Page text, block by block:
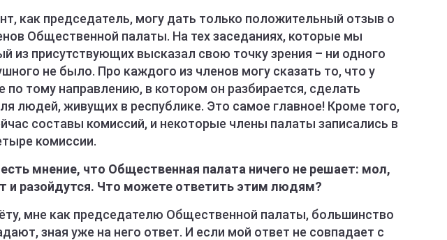
как председатель, могу дать только положительный отзыв о
Общественной палаты. На тех заседаниях, которые мы
из присутствующих высказал свою точку зрения – ни одного
не было. Про каждого из членов могу сказать то, что у
по тому направлению, в котором он разбирается, сделать
людей, живущих в республике. Это самое главное! Кроме того,
составы комиссий, и некоторые члены палаты записались в
комиссии.
мнение, что Общественная палата ничего не решает: мол,
и разойдутся. Что можете ответить этим людям?
мне как председателю Общественной палаты, большинство
зная уже на него ответ. И если мой ответ не совпадает с